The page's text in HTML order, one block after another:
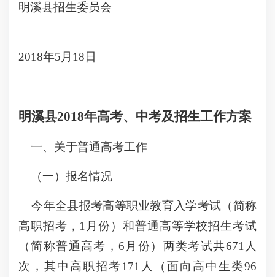
明溪县招生委员会
2018年5月18日
明溪县2018年高考、中考及招生工作方案
一、关于普通高考工作
（一）报名情况
今年全县报考高等职业教育入学考试（简称
高职招考，1月份）和普通高等学校招生考试
（简称普通高考，6月份）两类考试共671人
次，其中高职招考171人（面向高中生类96